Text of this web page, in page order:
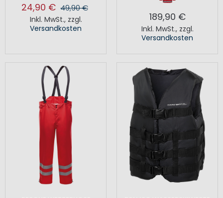
24,90 € 49,90 €
Inkl. MwSt., zzgl.
Versandkosten
189,90 €
Inkl. MwSt., zzgl.
Versandkosten